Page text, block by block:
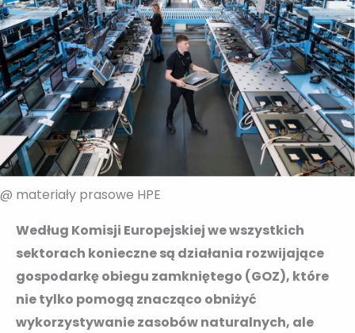
@ materiały prasowe HPE
Według Komisji Europejskiej we wszystkich
sektorach konieczne są działania rozwijające
gospodarkę obiegu zamkniętego (GOZ), które
nie tylko pomogą znacząco obniżyć
wykorzystywanie zasobów naturalnych, ale